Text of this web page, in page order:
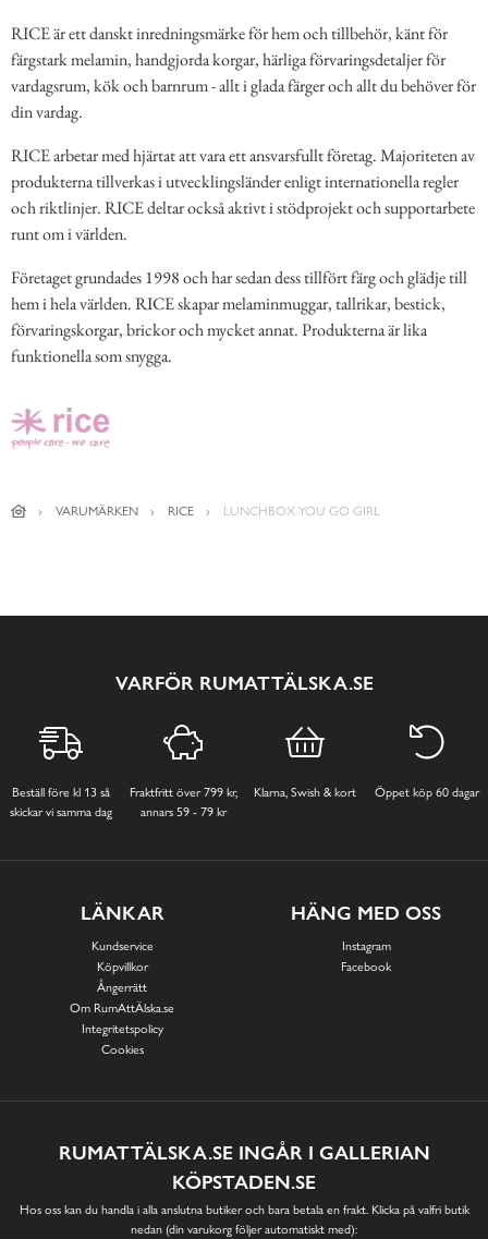
RICE är ett danskt inredningsmärke för hem och tillbehör, känt för
färgstark melamin, handgjorda korgar, härliga förvaringsdetaljer för
vardagsrum, kök och barnrum - allt i glada färger och allt du behöver för
din vardag.
RICE arbetar med hjärtat att vara ett ansvarsfullt företag. Majoriteten av
produkterna tillverkas i utvecklingsländer enligt internationella regler
och riktlinjer. RICE deltar också aktivt i stödprojekt och supportarbete
runt om i världen.
Företaget grundades 1998 och har sedan dess tillfört färg och glädje till
hem i hela världen. RICE skapar melaminmuggar, tallrikar, bestick,
förvaringskorgar, brickor och mycket annat. Produkterna är lika
funktionella som snygga.
VARUMÄRKEN RICE LUNCHBOX YOU GO GIRL
VARFÖR RUMATTÄLSKA.SE
Beställ före kl 13 så
skickar vi samma dag
Fraktfritt över 799 kr,
annars 59 - 79 kr
Klarna, Swish & kort Öppet köp 60 dagar
LÄNKAR
Kundservice
Köpvillkor
Ångerrätt
Om RumAttÄlska.se
Integritetspolicy
Cookies
HÄNG MED OSS
Instagram
Facebook
RUMATTÄLSKA.SE INGÅR I GALLERIAN
KÖPSTADEN.SE
Hos oss kan du handla i alla anslutna butiker och bara betala en frakt. Klicka på valfri butik
nedan (din varukorg följer automatiskt med):